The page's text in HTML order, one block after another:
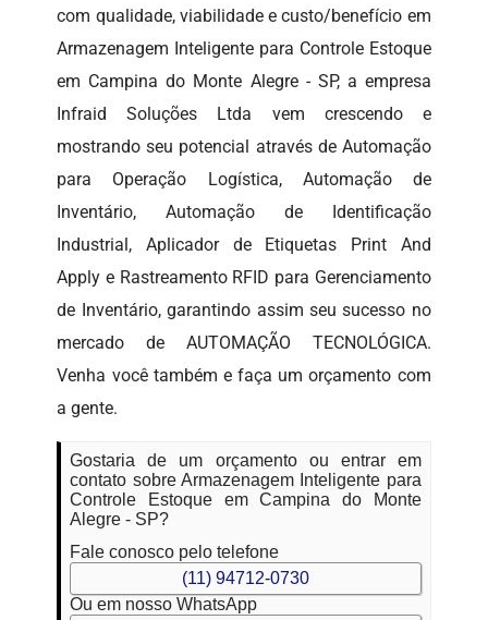
com qualidade, viabilidade e custo/benefício em
Armazenagem Inteligente para Controle Estoque
em Campina do Monte Alegre - SP, a empresa
Infraid Soluções Ltda vem crescendo e
mostrando seu potencial através de Automação
para Operação Logística, Automação de
Inventário, Automação de Identificação
Industrial, Aplicador de Etiquetas Print And
Apply e Rastreamento RFID para Gerenciamento
de Inventário, garantindo assim seu sucesso no
mercado de AUTOMAÇÃO TECNOLÓGICA.
Venha você também e faça um orçamento com
a gente.
Gostaria de um orçamento ou entrar em
contato sobre Armazenagem Inteligente para
Controle Estoque em Campina do Monte
Alegre - SP?
Fale conosco pelo telefone
(11) 94712-0730
Ou em nosso WhatsApp